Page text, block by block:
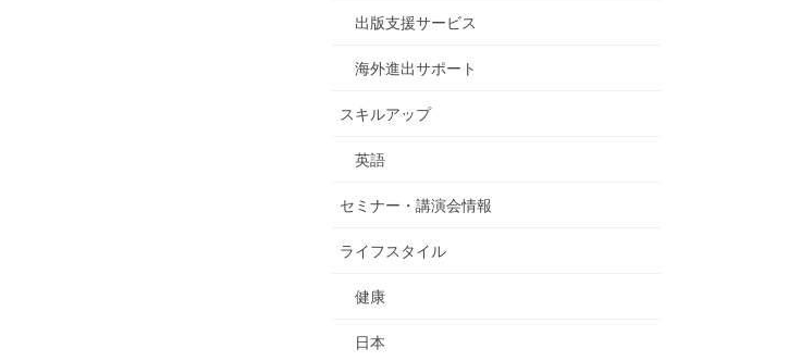
出版支援サービス
海外進出サポート
スキルアップ
英語
セミナー・講演会情報
ライフスタイル
健康
日本